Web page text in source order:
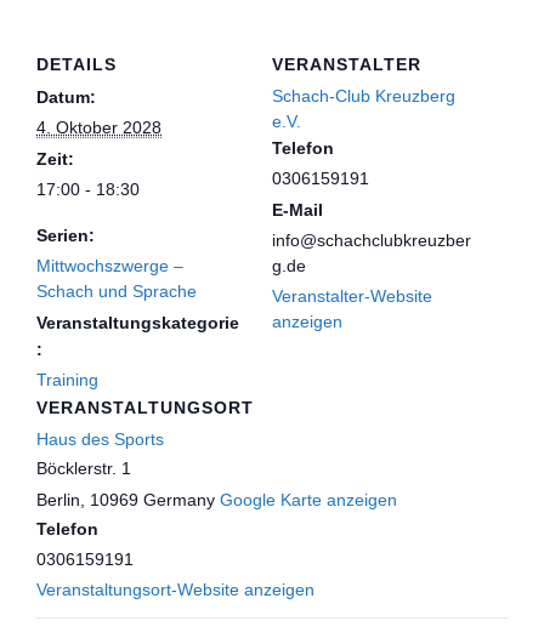
DETAILS
Datum:
4. Oktober 2028
Zeit:
17:00 - 18:30
Serien:
Mittwochszwerge –
Schach und Sprache
Veranstaltungskategorie
:
Training
VERANSTALTUNGSORT
Haus des Sports
Böcklerstr. 1
Berlin
10969 Germany Google Karte anzeigen
Telefon
0306159191
Veranstaltungsort-Website anzeigen
VERANSTALTER
Schach-Club Kreuzberg
e.V.
Telefon
0306159191
E-Mail
info@schachclubkreuzber
g.de
Veranstalter-Website
anzeigen